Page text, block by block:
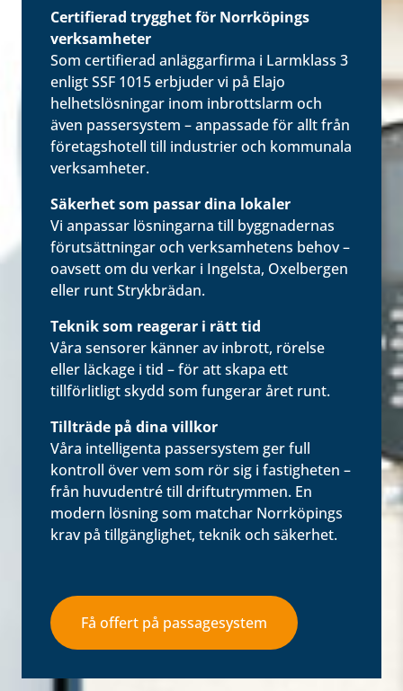
Certifierad trygghet för Norrköpings
verksamheter
Som certifierad anläggarfirma i Larmklass 3
enligt SSF 1015 erbjuder vi på Elajo
helhetslösningar inom inbrottslarm och
även passersystem – anpassade för allt från
företagshotell till industrier och kommunala
verksamheter.
Säkerhet som passar dina lokaler
Vi anpassar lösningarna till byggnadernas
förutsättningar och verksamhetens behov –
oavsett om du verkar i Ingelsta, Oxelbergen
eller runt Strykbrädan.
Teknik som reagerar i rätt tid
Våra sensorer känner av inbrott, rörelse
eller läckage i tid – för att skapa ett
tillförlitligt skydd som fungerar året runt.
Tillträde på dina villkor
Våra intelligenta passersystem ger full
kontroll över vem som rör sig i fastigheten –
från huvudentré till driftutrymmen. En
modern lösning som matchar Norrköpings
krav på tillgänglighet, teknik och säkerhet.
Få offert på passagesystem